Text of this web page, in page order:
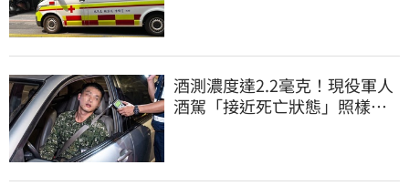
酒測濃度達2.2毫克！現役軍人
酒駕「接近死亡狀態」照樣開